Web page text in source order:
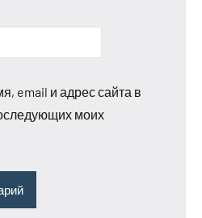
email и адрес сайта в
моих